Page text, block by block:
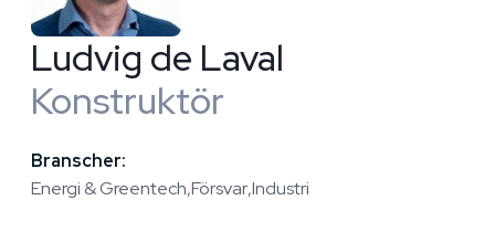
Ludvig de Laval
Konstruktör
Branscher:
Energi & GreentechFörsvarIndustri